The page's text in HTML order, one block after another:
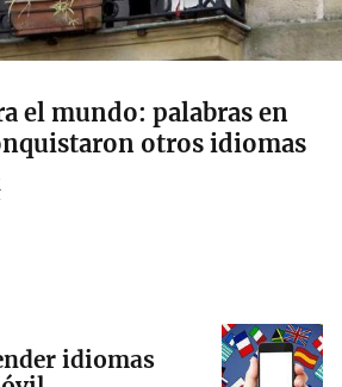
el mundo: palabras en
otros idiomas
idiomas